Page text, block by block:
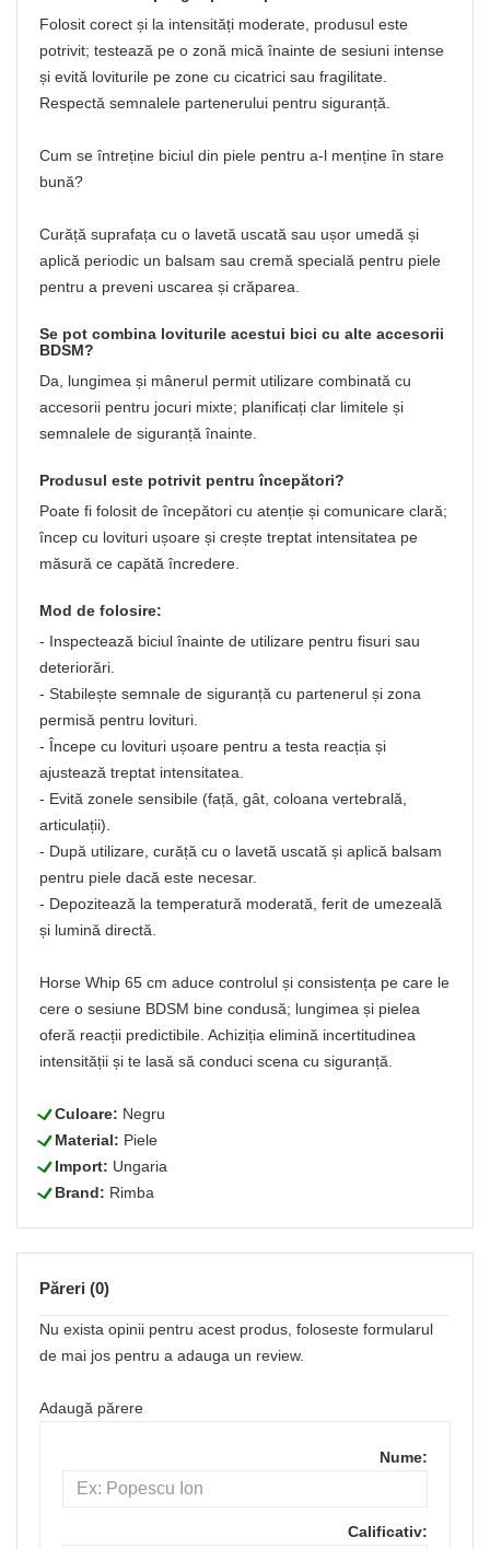
Folosit corect și la intensități moderate, produsul este
potrivit; testează pe o zonă mică înainte de sesiuni intense
și evită loviturile pe zone cu cicatrici sau fragilitate.
Respectă semnalele partenerului pentru siguranță.
Cum se întreține biciul din piele pentru a-l menține în stare
bună?
Curăță suprafața cu o lavetă uscată sau ușor umedă și
aplică periodic un balsam sau cremă specială pentru piele
pentru a preveni uscarea și crăparea.
Se pot combina loviturile acestui bici cu alte accesorii
BDSM?
Da, lungimea și mânerul permit utilizare combinată cu
accesorii pentru jocuri mixte; planificați clar limitele și
semnalele de siguranță înainte.
Produsul este potrivit pentru începători?
Poate fi folosit de începători cu atenție și comunicare clară;
încep cu lovituri ușoare și crește treptat intensitatea pe
măsură ce capătă încredere.
Mod de folosire:
- Inspectează biciul înainte de utilizare pentru fisuri sau
deteriorări.
- Stabilește semnale de siguranță cu partenerul și zona
permisă pentru lovituri.
- Începe cu lovituri ușoare pentru a testa reacția și
ajustează treptat intensitatea.
- Evită zonele sensibile (față, gât, coloana vertebrală,
articulații).
- După utilizare, curăță cu o lavetă uscată și aplică balsam
pentru piele dacă este necesar.
- Depozitează la temperatură moderată, ferit de umezeală
și lumină directă.
Horse Whip 65 cm aduce controlul și consistența pe care le
cere o sesiune BDSM bine condusă; lungimea și pielea
oferă reacții predictibile. Achiziția elimină incertitudinea
intensității și te lasă să conduci scena cu siguranță.
LCuloare: Negru
LMaterial: Piele
LImport: Ungaria
LBrand: Rimba
Păreri (0)
Nu exista opinii pentru acest produs, foloseste formularul
de mai jos pentru a adauga un review.
Adaugă părere
Nume:
Calificativ: